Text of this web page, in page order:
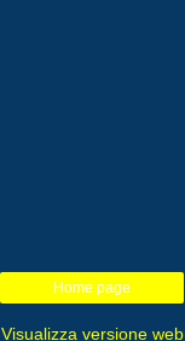
Home page
Visualizza versione web